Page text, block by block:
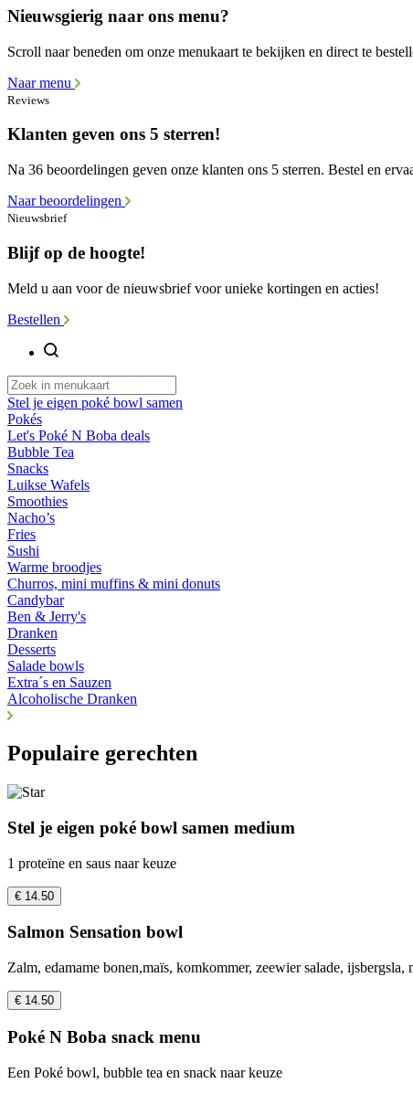
Nieuwsgierig naar ons menu?
Scroll naar beneden om onze menukaart te bekijken en direct te
Naar menu
Reviews
Klanten geven ons 5 sterren!
Na 36 beoordelingen geven onze klanten ons 5 sterren. Bestel en
Naar beoordelingen
Nieuwsbrief
Blijf op de hoogte!
Meld u aan voor de nieuwsbrief voor unieke kortingen en acties!
Bestellen
Stel je eigen poké bowl samen
Pokés
Let's Poké N Boba deals
Bubble Tea
Snacks
Luikse Wafels
Smoothies
Nacho’s
Fries
Sushi
Warme broodjes
Churros, mini muffins & mini donuts
Candybar
Ben & Jerry's
Dranken
Desserts
Salade bowls
Extra´s en Sauzen
Alcoholische Dranken
Populaire gerechten
Stel je eigen poké bowl samen medium
1 proteïne en saus naar keuze
€ 14.50
Salmon Sensation bowl
Zalm, edamame bonen,maïs, komkommer, zeewier salade, ijsbergsla,
€ 14.50
Poké N Boba snack menu
Een Poké bowl, bubble tea en snack naar keuze